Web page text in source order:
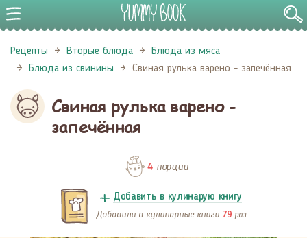
Рецепты Вторые блюда
Блюда из мяса
Блюда из свинины
Свиная рулька варено - запечённая
Свиная рулька варено -
запечённая
4порции
Добавить в кулинарую книгу
Добавили в кулинарные книги 79 раз